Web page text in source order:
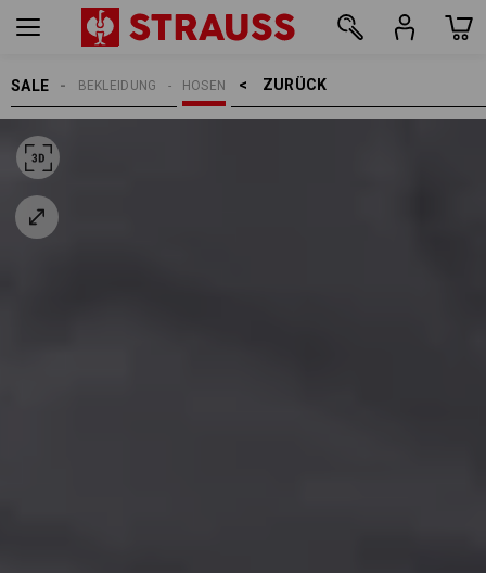
SALE ZURÜCK    >
HOSEN
BEKLEIDUNG